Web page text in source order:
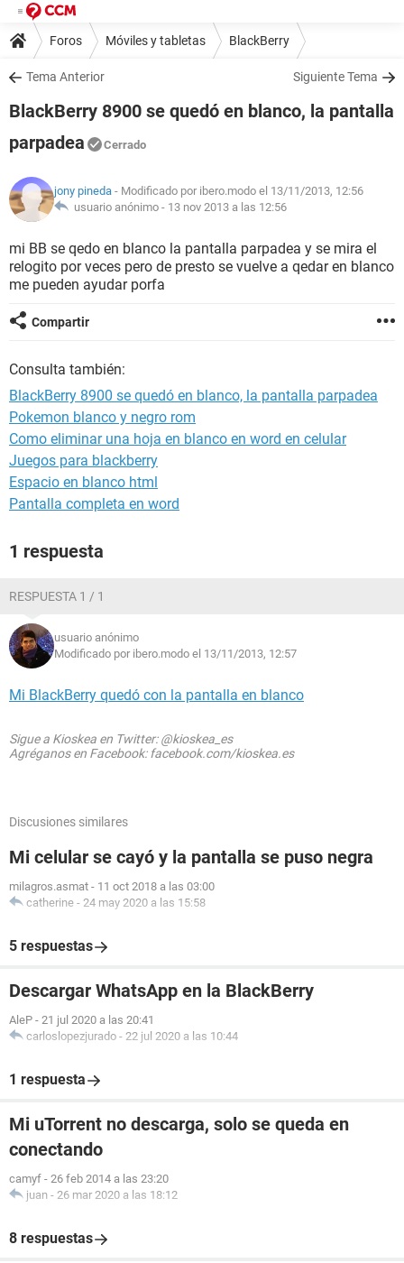
Foros Móviles y tabletas BlackBerry
Tema Anterior Siguiente Tema
BlackBerry 8900 se quedó en blanco, la pantalla
parpadea
Cerrado
jony pineda - Modificado por ibero.modo el 13/11/2013, 12:56
usuario anónimo - 13 nov 2013 a las 12:56
mi BB se qedo en blanco la pantalla parpadea y se mira el
relogito por veces pero de presto se vuelve a qedar en blanco
me pueden ayudar porfa
Compartir
Consulta también:
BlackBerry 8900 se quedó en blanco, la pantalla parpadea
Pokemon blanco y negro rom
Como eliminar una hoja en blanco en word en celular
Juegos para blackberry
Espacio en blanco html
Pantalla completa en word
1 respuesta
RESPUESTA 1 / 1
usuario anónimo
Modificado por ibero.modo el 13/11/2013, 12:57
Mi BlackBerry quedó con la pantalla en blanco
Sigue a Kioskea en Twitter: @kioskea_es
Agréganos en Facebook: facebook.com/kioskea.es
Discusiones similares
Mi celular se cayó y la pantalla se puso negra
milagros.asmat - 11 oct 2018 a las 03:00
catherine - 24 may 2020 a las 15:58
5 respuestas
Descargar WhatsApp en la BlackBerry
AleP - 21 jul 2020 a las 20:41
carloslopezjurado - 22 jul 2020 a las 10:44
1 respuesta
Mi uTorrent no descarga, solo se queda en
conectando
camyf - 26 feb 2014 a las 23:20
juan - 26 mar 2020 a las 18:12
8 respuestas